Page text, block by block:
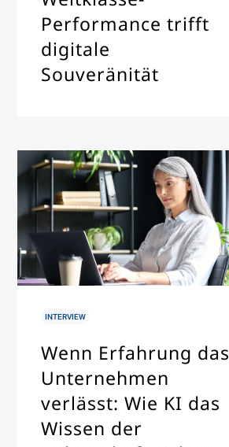
Performance trifft
digitale
Souveränität
INTERVIEW
Wenn Erfahrung das
Unternehmen
verlässt: Wie KI das
Wissen der